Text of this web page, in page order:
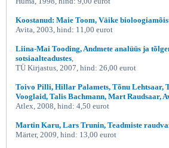
Koostanud: Maie Toom, Väike
Avita, 2003, hind: 11,00 eurot
Liina-Mai Tooding, Andmete analüüs ja
sotsiaalteadustes
TÜ Kirjastus, 2007, hind: 26,00 eurot
Toivo Pilli, Hillar Palamets, Tõnu Lehtsaar,
Vooglaid, Talis Bachmann, Mart Raudsaar,
Atlex, 2008, hind: 4,50 eurot
Martin Karu, Lars Trunin, Teadmiste
Märter, 2009, hind: 13,00 eurot